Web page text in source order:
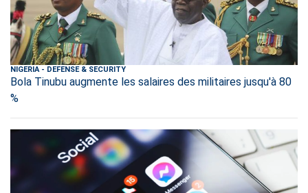
NIGERIA - DEFENSE & SECURITY
Bola Tinubu augmente les salaires des militaires jusqu'à 80
%